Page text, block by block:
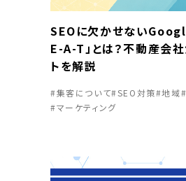
SEOに欠かせない
E-A-T」とは？不動産会
トを解説
#集客について#SEO対策#地域
#マーケティング